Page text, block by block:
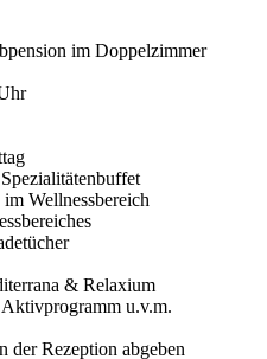
im Doppelzimmer
Wellnessbereich
& Relaxium
u.v.m.
Rezeption abgeben